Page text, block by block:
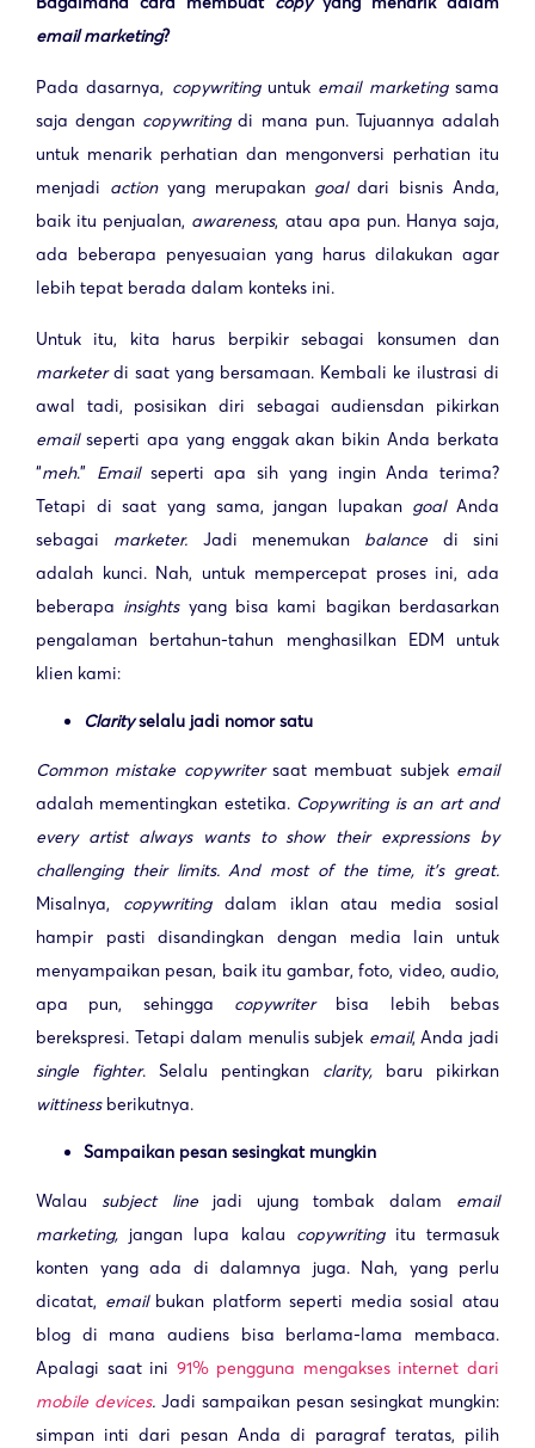
email marketing?
Pada dasarnya, copywriting untuk email marketingsama
saja dengan copywritingdi mana pun. Tujuannya adalah
untuk menarik perhatian dan mengonversi perhatian itu
menjadi action yang merupakan goaldari bisnis Anda,
baik itu penjualan, awareness, atau apa pun. Hanya saja,
ada beberapa penyesuaian yang harus dilakukan agar
lebih tepat berada dalam konteks ini.
Untuk itu, kita harus berpikir sebagai konsumen dan
marketerdi saat yang bersamaan. Kembali ke ilustrasi di
awal tadi, posisikan diri sebagai audiensdan pikirkan
emailseperti apa yang enggak akan bikin Anda berkata
“meh.” Emailseperti apa sih yang ingin Anda terima?
Tetapi di saat yang sama, jangan lupakan goal Anda
sebagai marketer. Jadi menemukan balance di sini
adalah kunci. Nah, untuk mempercepat proses ini, ada
beberapa insights yang bisa kami bagikan berdasarkan
pengalaman bertahun-tahun menghasilkan EDM untuk
klien kami:
Clarityselalu jadi nomor satu
Common mistake copywritersaat membuat subjek email
adalah mementingkan estetika. Copywriting is an art and
every artist always wants to show their expressions by
challenging their limits. And most of the time, it’s great.
Misalnya, copywriting dalam iklan atau media sosial
hampir pasti disandingkan dengan media lain untuk
menyampaikan pesan, baik itu gambar, foto, video, audio,
apa pun, sehingga copywriter bisa lebih bebas
berekspresi. Tetapi dalam menulis subjek email, Anda jadi
single fighter. Selalu pentingkan clarity, baru pikirkan
wittiness berikutnya.
Sampaikan pesan sesingkat mungkin
Walau subject linejadi ujung tombak dalam email
marketing, jangan lupa kalau copywriting itu termasuk
konten yang ada di dalamnya juga. Nah, yang perlu
dicatat, emailbukan platform seperti media sosial atau
blog di mana audiens bisa berlama-lama membaca.
Apalagi saat ini 91% pengguna mengakses internet dari
mobile devices. Jadi sampaikan pesan sesingkat mungkin:
simpan inti dari pesan Anda di paragraf teratas, pilih